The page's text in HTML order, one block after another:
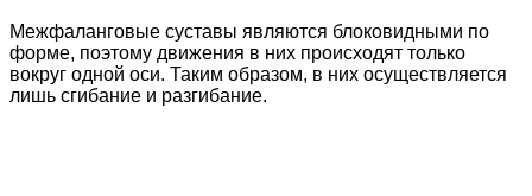
Межфаланговые суставы являются блоковидными по
форме, поэтому движения в них происходят только
вокруг одной оси. Таким образом, в них осуществляется
лишь сгибание и разгибание.